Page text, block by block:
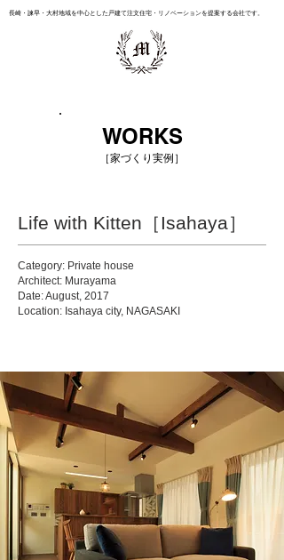
長崎・諫早・大村地域を中心とした戸建て注文住宅・リノベーションを提案する会社です。
WORKS
［家づくり実例］
Life with Kitten［Isahaya］
Category: Private house
Architect: Murayama
Date: August, 2017
Location: Isahaya city, NAGASAKI